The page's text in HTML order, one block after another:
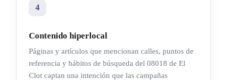
4
Contenido hiperlocal
Páginas y artículos que mencionan calles, puntos de
referencia y hábitos de búsqueda del 08018 de El
Clot captan una intención que las campañas